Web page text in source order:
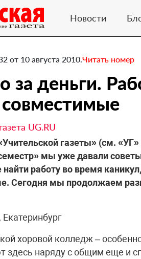
Новости
от 10 августа 2010.Читать номер
за деньги.
UG.RU
газеты» (см. «УГ»
мы уже давали
найти работу во время
Сегодня мы продолжаем
хоровой колледж –
здесь наряду с общим еще и